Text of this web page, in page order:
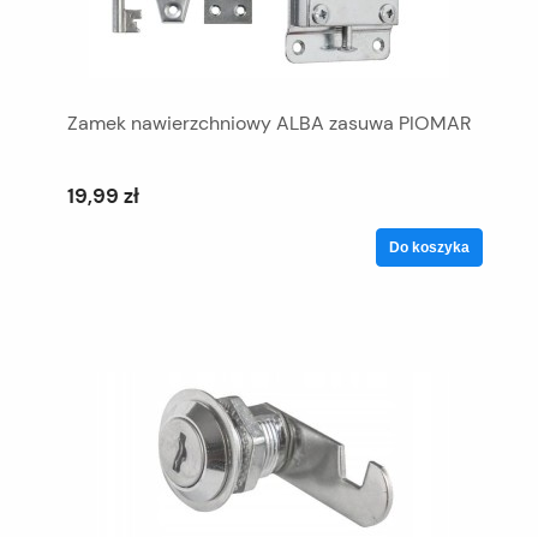
Zamek nawierzchniowy ALBA zasuwa PIOMAR
19,99 zł
Do koszyka